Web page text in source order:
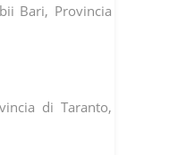
Bari, Provincia
di Taranto,